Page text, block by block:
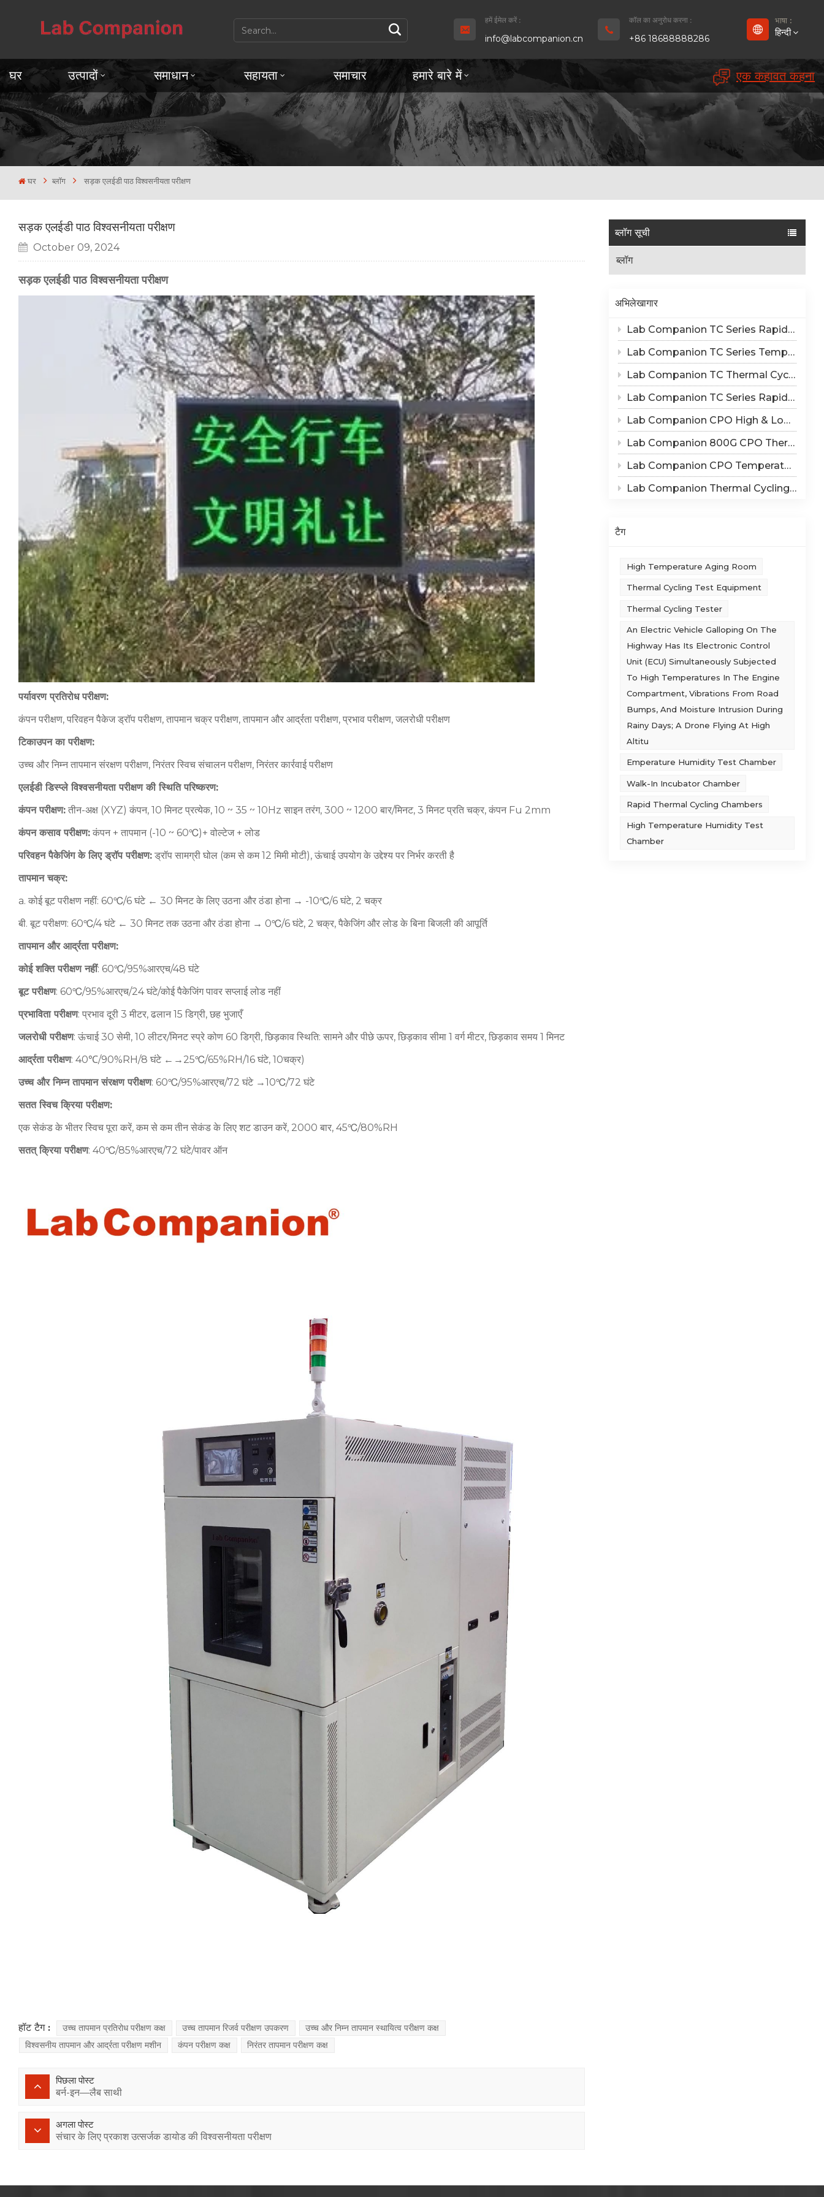
हमें ईमेल करें :
info@labcompanion.cn
कॉल का अनुरोध करना :
+86 18688888286
भाषा :
हिन्दी
English
Español
日本語
Tiếng Việt
中文
घर उत्पादों समाधान सहायता समाचार हमारे बारे में एक कहावत कहना
घर ब्लॉग सड़क एलईडी पाठ विश्वसनीयता परीक्षण
ब्लॉग सूची
ब्लॉग
अभिलेखागार
Lab Companion TC Series Rapid Thermal Cycling Chamber: Reproduce Long-Term Thermal Fatigue Failure of Electronic Devices
Lab Companion TC Series Temperature Cycling vs TS Series Thermal Shock Test Chamber – Application & Selection Guide
Lab Companion TC Thermal Cycle vs TS Thermal Shock Test: Mechanisms of Thermo-Mechanical Failure and Equipment Parameter Correlation
Lab Companion TC Series Rapid Temperature Change Chamber: 1℃/min~25℃/min | The Truth of CPO Thermal Cycling Rate
Lab Companion CPO High & Low Temperature Aging Chamber – Ultimate Solution for Silicon Photonics Long-Term Reliability Validation
Lab Companion 800G CPO Thermal Cycling Test Equipment — Reliable Solution for High-Speed Optical Device Qualification
Lab Companion CPO Temperature & Humidity Test Chambers: Reliable Environmental Testing Solutions for Co-packaged Optics Reliability Validation
Lab Companion Thermal Cycling Chamber for Optical Module Performance Testing
टैग
High Temperature Aging Room
Thermal Cycling Test Equipment
Thermal Cycling Tester
An Electric Vehicle Galloping On The
Highway Has Its Electronic Control
Unit (ECU) Simultaneously Subjected
To High Temperatures In The Engine
Compartment, Vibrations From Road
Bumps, And Moisture Intrusion During
Rainy Days; A Drone Flying At High
Altitu
Emperature Humidity Test Chamber
Walk-In Incubator Chamber
Rapid Thermal Cycling Chambers
High Temperature Humidity Test
Chamber
सड़क एलईडी पाठ विश्वसनीयता परीक्षण
October 09, 2024
सड़क एलईडी पाठ विश्वसनीयता परीक्षण
पर्यावरण प्रतिरोध परीक्षण:
कंपन परीक्षण, परिवहन पैकेज ड्रॉप परीक्षण, तापमान चक्र परीक्षण, तापमान और आर्द्रता परीक्षण, प्रभाव परीक्षण, जलरोधी परीक्षण
टिकाउपन का परीक्षण:
उच्च और निम्न तापमान संरक्षण परीक्षण, निरंतर स्विच संचालन परीक्षण, निरंतर कार्रवाई परीक्षण
एलईडी डिस्प्ले विश्वसनीयता परीक्षण की स्थिति परिष्करण:
कंपन परीक्षण: तीन-अक्ष (XYZ) कंपन, 10 मिनट प्रत्येक, 10 ~ 35 ~ 10Hz साइन तरंग, 300 ~ 1200 बार/मिनट, 3 मिनट प्रति चक्र, कंपन Fu 2mm
कंपन कसाव परीक्षण: कंपन + तापमान (-10 ~ 60℃)+ वोल्टेज + लोड
परिवहन पैकेजिंग के लिए ड्रॉप परीक्षण: ड्रॉप सामग्री घोल (कम से कम 12 मिमी मोटी), ऊंचाई उपयोग के उद्देश्य पर निर्भर करती है
तापमान चक्र:
a. कोई बूट परीक्षण नहीं: 60℃/6 घंटे ← 30 मिनट के लिए उठना और ठंडा होना → -10℃/6 घंटे, 2 चक्र
बी. बूट परीक्षण: 60℃/4 घंटे ← 30 मिनट तक उठना और ठंडा होना → 0℃/6 घंटे, 2 चक्र, पैकेजिंग और लोड के बिना बिजली की आपूर्ति
तापमान और आर्द्रता परीक्षण:
कोई शक्ति परीक्षण नहीं: 60℃/95%आरएच/48 घंटे
बूट परीक्षण: 60℃/95%आरएच/24 घंटे/कोई पैकेजिंग पावर सप्लाई लोड नहीं
प्रभाविता परीक्षण: प्रभाव दूरी 3 मीटर, ढलान 15 डिग्री, छह भुजाएँ
जलरोधी परीक्षण: ऊंचाई 30 सेमी, 10 लीटर/मिनट स्प्रे कोण 60 डिग्री, छिड़काव स्थिति: सामने और पीछे ऊपर, छिड़काव सीमा 1 वर्ग मीटर, छिड़काव समय 1 मिनट
आर्द्रता परीक्षण: 40℃/90%RH/8 घंटे ←→25℃/65%RH/16 घंटे, 10चक्र)
उच्च और निम्न तापमान संरक्षण परीक्षण: 60℃/95%आरएच/72 घंटे →10℃/72 घंटे
सतत स्विच क्रिया परीक्षण:
एक सेकंड के भीतर स्विच पूरा करें, कम से कम तीन सेकंड के लिए शट डाउन करें, 2000 बार, 45℃/80%RH
सतत् क्रिया परीक्षण: 40℃/85%आरएच/72 घंटे/पावर ऑन
हॉट टैग : उच्च तापमान प्रतिरोध परीक्षण कक्ष उच्च तापमान रिजर्व परीक्षण उपकरण
उच्च और निम्न तापमान स्थायित्व परीक्षण कक्ष
विश्वसनीय तापमान और आर्द्रता परीक्षण मशीन
कंपन परीक्षण कक्ष निरंतर तापमान परीक्षण कक्ष
पिछला पोस्ट
बर्न-इन—लैब साथी
अगला पोस्ट
संचार के लिए प्रकाश उत्सर्जक डायोड की विश्वसनीयता परीक्षण